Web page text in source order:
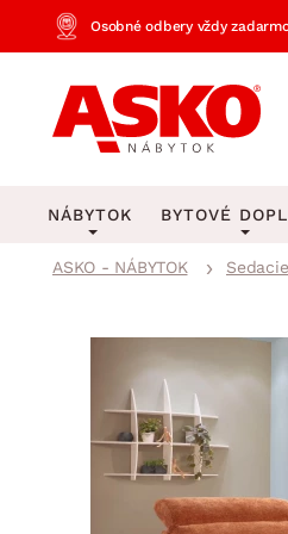
Osobné odbery vždy
NÁBYTOK
Obývacia izba
Spálňa
Pracovňa a kancelária
BYTOVÉ
Behúne a malé koberce
Detské koberce
Kúpeľňové predložky
ASKO - NÁBYTOK